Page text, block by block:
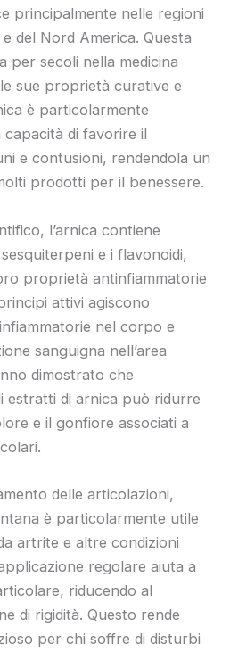
principalmente nelle regioni
del Nord America. Questa
per secoli nella medicina
sue proprietà curative e
è particolarmente
di favorire il
e contusioni, rendendola un
prodotti per il benessere.
l’arnica contiene
e i flavonoidi,
proprietà antinfiammatorie
attivi agiscono
nel corpo e
sanguigna nell’area
dimostrato che
estratti di arnica può ridurre
e il gonfiore associati a
delle articolazioni,
è particolarmente utile
artrite e altre condizioni
regolare aiuta a
riducendo al
di rigidità. Questo rende
per chi soffre di disturbi